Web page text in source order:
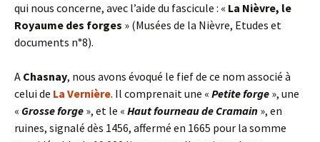
qui nous concerne, avec l’aide du fascicule : « La Nièvre, le
Royaume des forges » (Musées de la Nièvre, Etudes et
documents n°8).
A Chasnay, nous avons évoqué le fief de ce nom associé à
celui de La Vernière. Il comprenait une « Petite forge », une
« Grosse forge », et le « Haut fourneau de Cramain », en
ruines, signalé dès 1456, affermé en 1665 pour la somme